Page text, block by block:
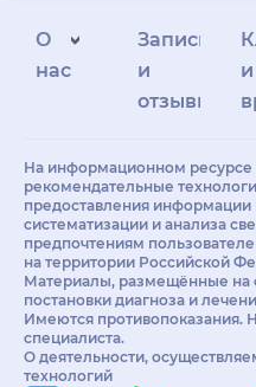
О
нас
Запись
и
отзывы
и
На информационном
рекомендательные
предоставления информации
систематизации и анализа
предпочтениям
на территории Российской
Материалы, размещённые на
постановки диагноза и
Имеются противопоказания.
специалиста.
О деятельности,
технологий